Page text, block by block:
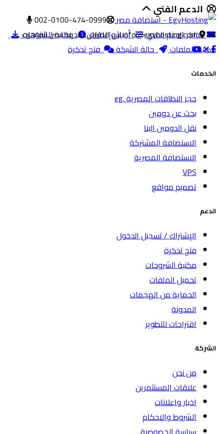
الدعم الفني
تذاكر الدعم الفني أخبار وإعلانات
مكتبة الشروحات
مكتبة الملفات
حالة الشبكة فتح تذكرة
002-0100-474-0999
info@egyhosting.com 52 ش الطيران, مدينة نصر, القاهره
الخدمات
حجز النطاقات المصرية .eg
بحث عن دومين
نقل الدومين الينا
الاستضافة المشتركة
الاستضافة المصرية
VPS
تصميم مواقع
الدعم
الإشتراك / تسجيل الدخول
فتح تذكرة
مكتبة الشروحات
تحميل الملفات
الحماية من الهجمات
المدونة
اقتراحات للتطوير
الشركة
من نحن
علاقات المستثمرين
اخبار واعلانات
الشروط والاحكام